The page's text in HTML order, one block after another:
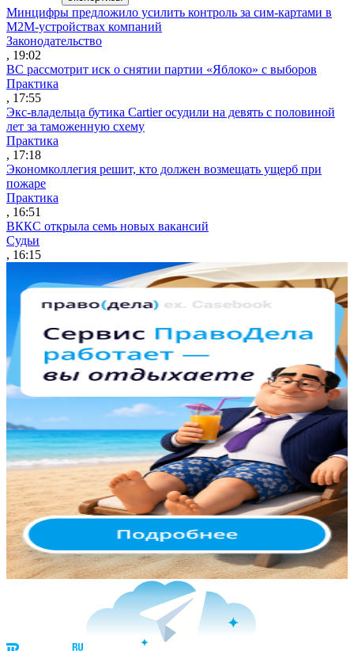
Минцифры предложило усилить контроль за сим-картами в
M2M-устройствах компаний
Законодательство
, 19:02
ВС рассмотрит иск о снятии партии «Яблоко» с выборов
Практика
, 17:55
Экс-владельца бутика Cartier осудили на девять с половиной
лет за таможенную схему
Практика
, 17:18
Экономколлегия решит, кто должен возмещать ущерб при
пожаре
Практика
, 16:51
ВККС открыла семь новых вакансий
Судьи
, 16:15